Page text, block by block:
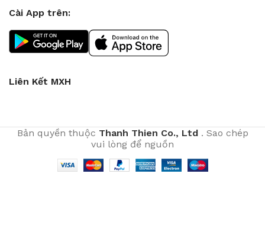
Cài App trên:
Liên Kết MXH
Bản quyền thuộc Thanh Thien Co., Ltd. Sao chép
vui lòng để nguồn